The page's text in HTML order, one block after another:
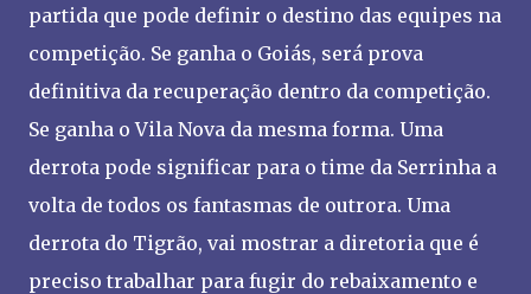
partida que pode definir o destino das equipes na
competição. Se ganha o Goiás, será prova
definitiva da recuperação dentro da competição.
Se ganha o Vila Nova da mesma forma. Uma
derrota pode significar para o time da Serrinha a
volta de todos os fantasmas de outrora. Uma
derrota do Tigrão, vai mostrar a diretoria que é
preciso trabalhar para fugir do rebaixamento e